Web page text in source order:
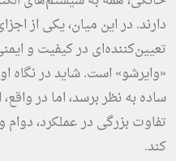
دارند. در این میان، یکی از
تعیین‌کننده‌ای در کیفیت و
«وایرشو» است. شاید در نگاه
ساده به نظر برسد، اما در
تفاوت بزرگی در عملکرد،
کند.